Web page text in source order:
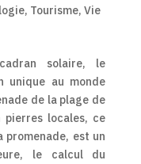
, Tourisme, Vie
solaire, le
au monde
de la plage de
pierres locales, ce
promenade, est un
le calcul du